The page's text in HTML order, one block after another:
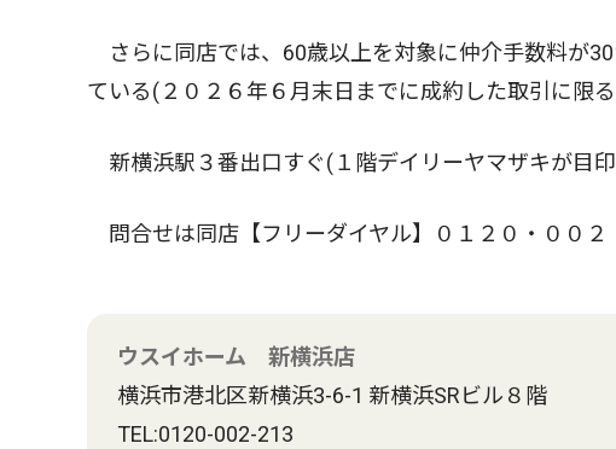
さらに同店では、60歳以上を対象に仲介手数料が
ている(２０２６年６月末日までに成約した取引に限る)
新横浜駅３番出口すぐ(１階デイリーヤマザキが目印)
問合せは同店【フリーダイヤル】０１２０・００２
ウスイホーム 新横浜店
横浜市港北区新横浜3-6-1 新横浜SRビル８階
TEL:0120-002-213